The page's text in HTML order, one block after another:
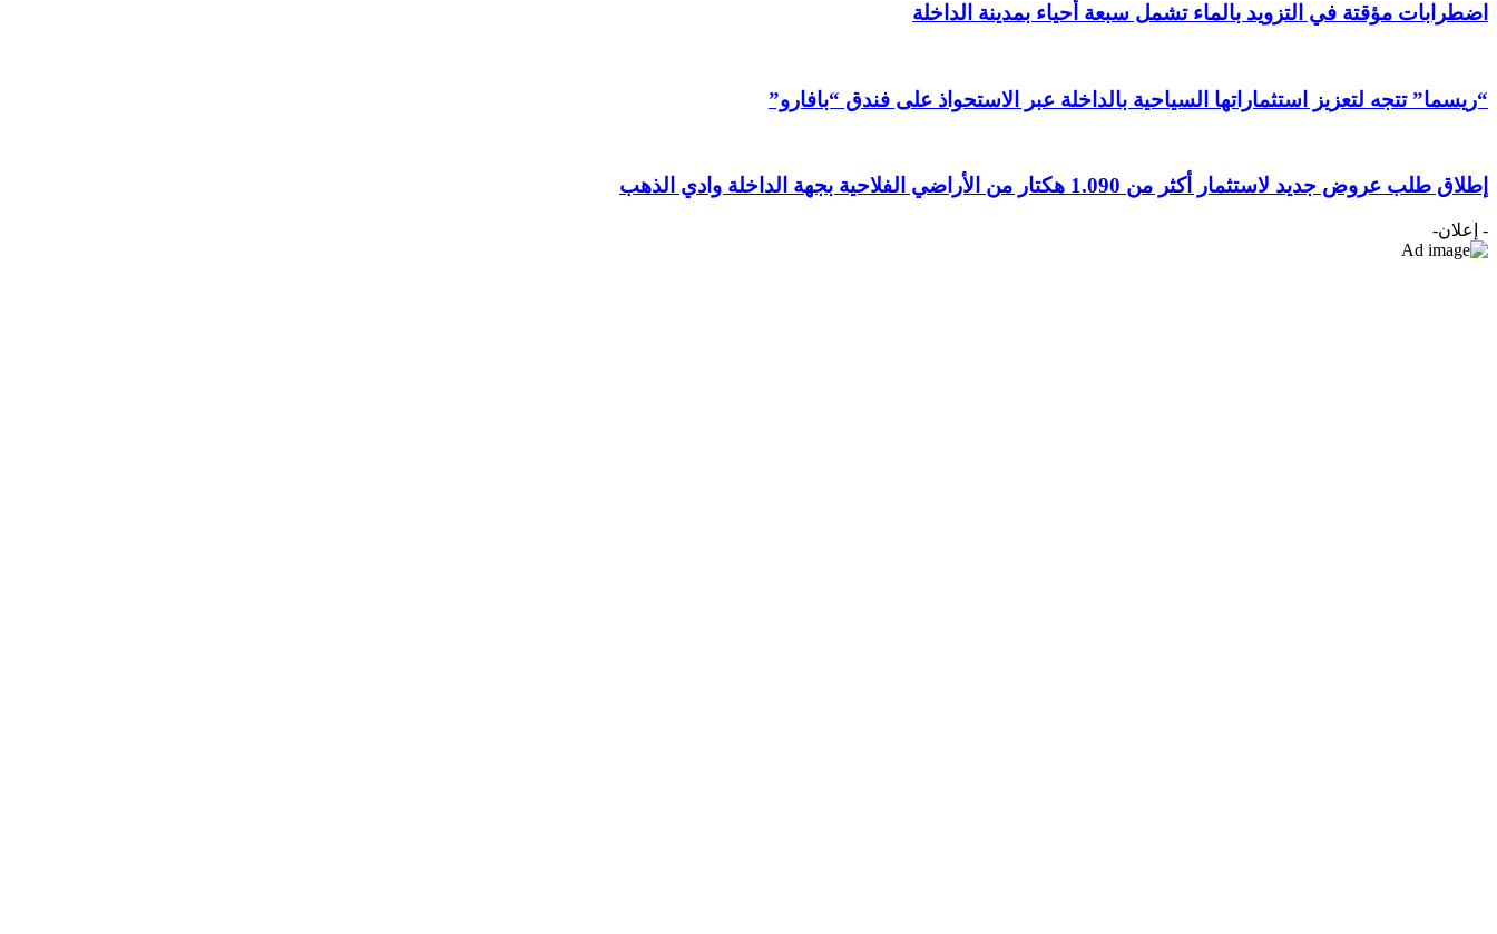
اضطرابات مؤقتة في التزويد بالماء تشمل سبعة أحياء بمدينة الداخلة
“ريسما” تتجه لتعزيز استثماراتها السياحية بالداخلة عبر الاستحواذ على فندق “بافارو”
إطلاق طلب عروض جديد لاستثمار أكثر من 1.090 هكتار من الأراضي الفلاحية بجهة الداخلة وادي الذهب
- إعلان-